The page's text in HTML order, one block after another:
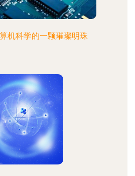
机科学的一颗璀璨明珠